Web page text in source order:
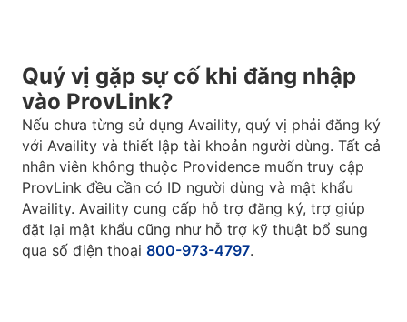
Quý vị gặp sự cố khi đăng nhập
vào ProvLink?
Nếu chưa từng sử dụng Availity, quý vị phải đăng ký
với Availity và thiết lập tài khoản người dùng. Tất cả
nhân viên không thuộc Providence muốn truy cập
ProvLink đều cần có ID người dùng và mật khẩu
Availity. Availity cung cấp hỗ trợ đăng ký, trợ giúp
đặt lại mật khẩu cũng như hỗ trợ kỹ thuật bổ sung
qua số điện thoại 800-973-4797.